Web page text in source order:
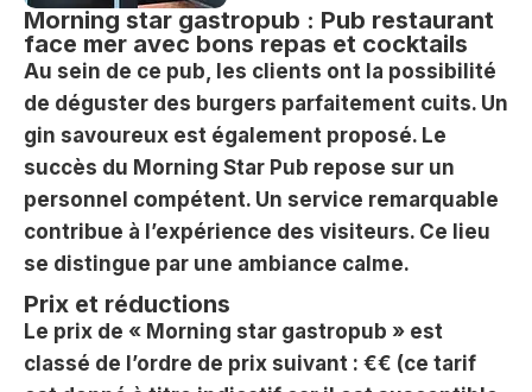
Morning star gastropub : Pub restaurant
face mer avec bons repas et cocktails
Au sein de ce pub, les clients ont la possibilité
de déguster des burgers parfaitement cuits. Un
gin savoureux est également proposé. Le
succès du Morning Star Pub repose sur un
personnel compétent. Un service remarquable
contribue à l’expérience des visiteurs. Ce lieu
se distingue par une ambiance calme.
Prix et réductions
Le prix de « Morning star gastropub » est
classé de l’ordre de prix suivant : €€ (ce tarif